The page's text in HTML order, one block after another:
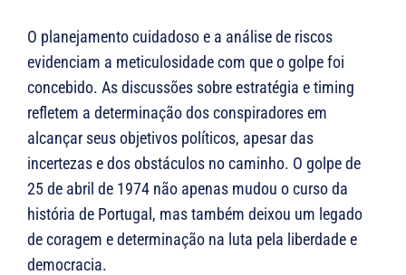
O planejamento cuidadoso e a análise de riscos
evidenciam a meticulosidade com que o golpe foi
concebido. As discussões sobre estratégia e timing
refletem a determinação dos conspiradores em
alcançar seus objetivos políticos, apesar das
incertezas e dos obstáculos no caminho. O golpe de
25 de abril de 1974 não apenas mudou o curso da
história de Portugal, mas também deixou um legado
de coragem e determinação na luta pela liberdade e
democracia.